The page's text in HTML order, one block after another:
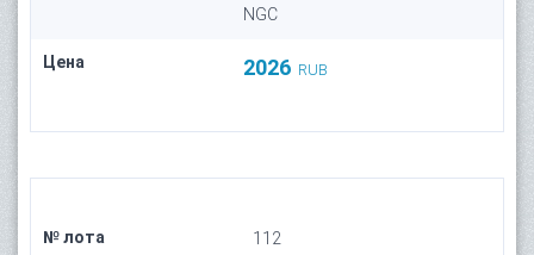
NGC
Цена 2026 RUB
№ лота 112